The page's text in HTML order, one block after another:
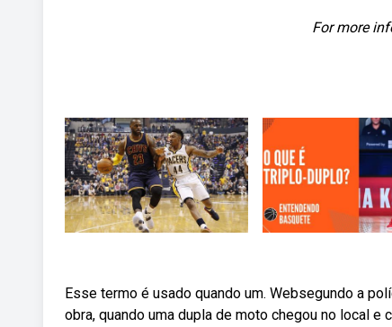
For more
Esse termo é usado quando um. Websegundo a
obra, quando uma dupla de moto chegou no local